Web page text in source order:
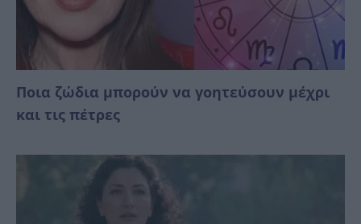
Ποια ζώδια μπορούν να γοητεύσουν μέχρι
και τις πέτρες